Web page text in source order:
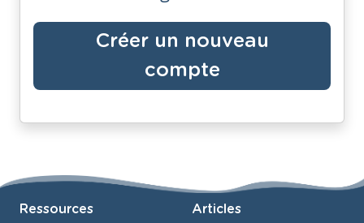
Créer un nouveau
compte
Ressources Articles